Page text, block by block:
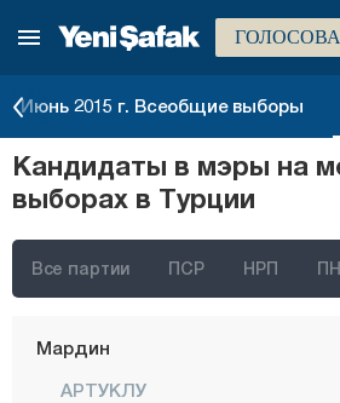
Июнь 2015 г. Всеобщие выборы
Кандидаты в мэры на
выборах в Турции
Все партии ПСР НРП
Кыркларэли
Конья
Кютахья
Маниса
Мардин
АРТУКЛУ